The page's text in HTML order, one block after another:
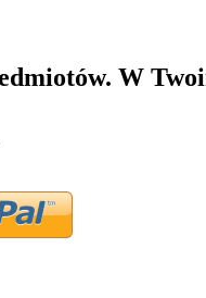
W